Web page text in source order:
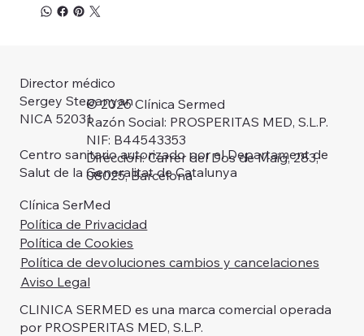
Director médico
Sergey Stepanyan
NICA 52031
Centro sanitario autorizado por el Departament de
Salut de la Generalitat de Catalunya
© 2026 Clínica Sermed
Razón Social: PROSPERITAS MED, S.L.P.
NIF: B44543353
Dirección: Carrer del Dos de Maig, 283,
08025, Barcelona
Clínica SerMed
Política de Privacidad
Aviso Legal
Política de Cookies
Política de devoluciones cambios y cancelaciones
CLINICA SERMED es una marca comercial operada
por PROSPERITAS MED, S.L.P.